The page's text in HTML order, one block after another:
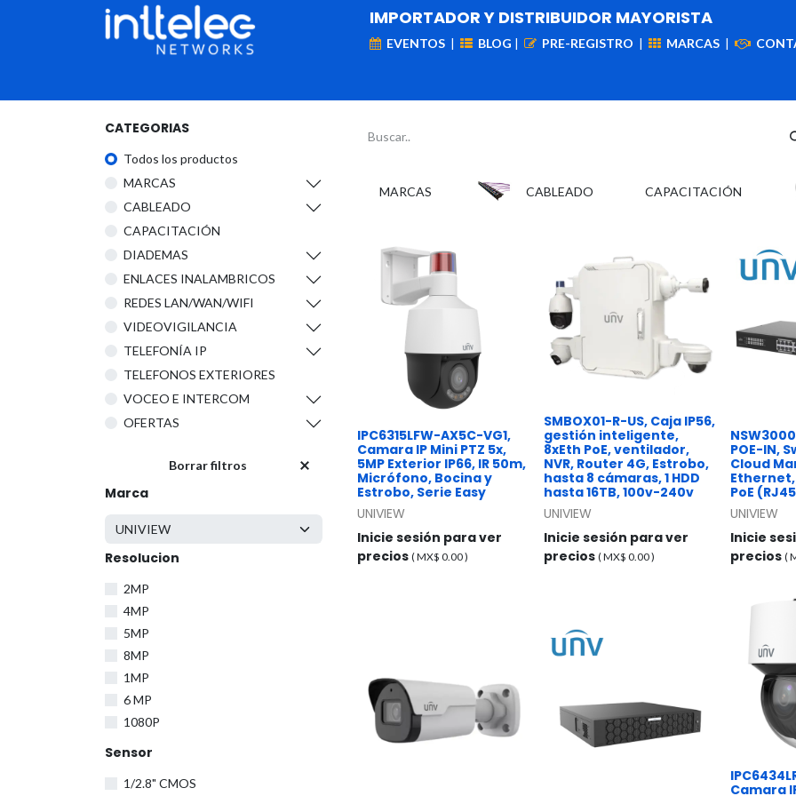
IMPORTADOR Y DISTRIBUIDOR MAYORISTA
EVENTOS | BLOG | PRE-REGISTRO | MARCAS |
CATEGORIAS
Todos los productos
​MARCAS
CABLEADO
CAPACITACIÓN
DIADEMAS
ENLACES INALAMBRICOS
REDES LAN/WAN/WIFI
VIDEOVIGILANCIA
TELEFONÍA IP
TELEFONOS EXTERIORES
VOCEO E INTERCOM
OFERTAS
Borrar filtros
Marca
Resolucion
2MP
4MP
5MP
8MP
1MP
6 MP
1080P
Sensor
1/2.8" CMOS
​MARCAS CABLEADO CAPACITACIÓN
IPC6315LFW-AX5C-VG1,
Camara IP Mini PTZ 5x,
5MP Exterior IP66, IR 50m,
Micrófono, Bocina y
Estrobo, Serie Easy
UNIVIEW
Inicie sesión para ver
precios ( MX$ 0.00)
SMBOX01-R-US, Caja IP56,
gestión inteligente,
8xEth PoE, ventilador,
NVR, Router 4G, Estrobo,
hasta 8 cámaras, 1 HDD
hasta 16TB, 100v-240v
UNIVIEW
Inicie sesión para ver
precios ( MX$ 0.00)
POE-IN,
Cloud
Ethernet,
PoE
UNIVIEW
Inicie
precios (
Camara